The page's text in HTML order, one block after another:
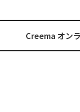
Creema オン